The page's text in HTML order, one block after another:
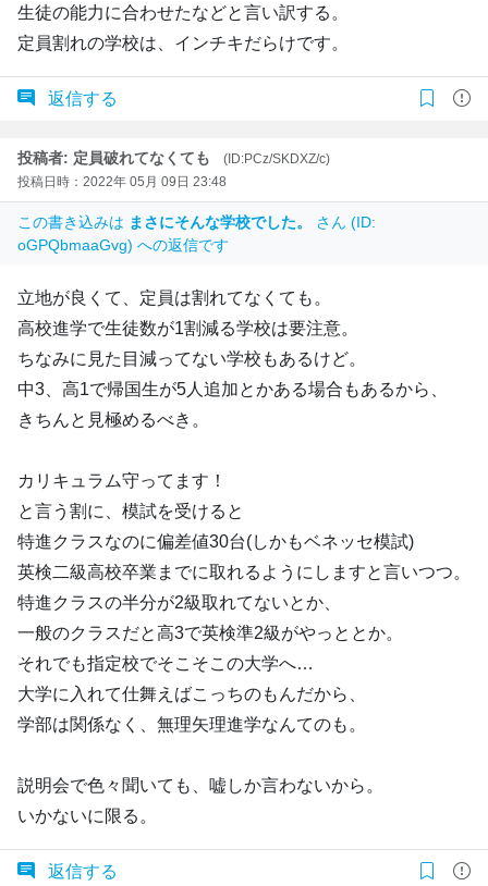
生徒の能力に合わせたなどと言い訳する。
定員割れの学校は、インチキだらけです。
返信する
投稿者: 定員破れてなくても
(ID:PCz/SKDXZ/c)
投稿日時：2022年 05月 09日 23:48
この書き込みは まさにそんな学校でした。
さん (ID:
oGPQbmaaGvg) への返信です
立地が良くて、定員は割れてなくても。
高校進学で生徒数が1割減る学校は要注意。
ちなみに見た目減ってない学校もあるけど。
中3、高1で帰国生が5人追加とかある場合もあるから、
きちんと見極めるべき。
カリキュラム守ってます！
と言う割に、模試を受けると
特進クラスなのに偏差値30台(しかもベネッセ模試)
英検二級高校卒業までに取れるようにしますと言いつつ。
特進クラスの半分が2級取れてないとか、
一般のクラスだと高3で英検準2級がやっととか。
それでも指定校でそこそこの大学へ…
大学に入れて仕舞えばこっちのもんだから、
学部は関係なく、無理矢理進学なんてのも。
説明会で色々聞いても、嘘しか言わないから。
いかないに限る。
返信する